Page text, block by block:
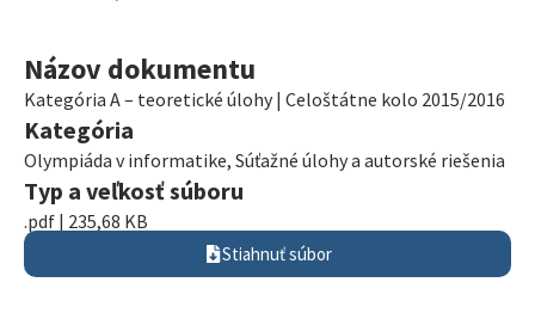
Názov dokumentu
Kategória A – teoretické úlohy | Celoštátne kolo 2015/2016
Kategória
Olympiáda v informatike, Súťažné úlohy a autorské riešenia
Typ a veľkosť súboru
.pdf | 235,68 KB
Stiahnuť súbor